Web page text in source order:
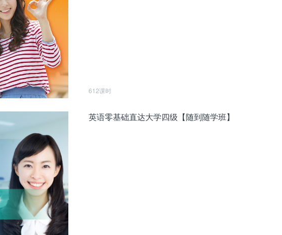
612课时
英语零基础直达大学四级【随到随学班】